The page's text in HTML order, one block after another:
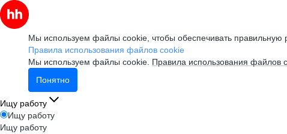
Мы используем файлы cookie, чтобы обеспечивать правильную
Правила использования файлов cookie
Мы используем файлы cookie. Правила использования файлов
Понятно
Ищу работу
Ищу работу
Ищу работу